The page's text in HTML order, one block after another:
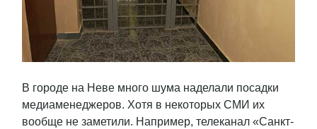
В городе на Неве много шума наделали посадки
медиаменеджеров. Хотя в некоторых СМИ их
вообще не заметили. Например, телеканал «Санкт-